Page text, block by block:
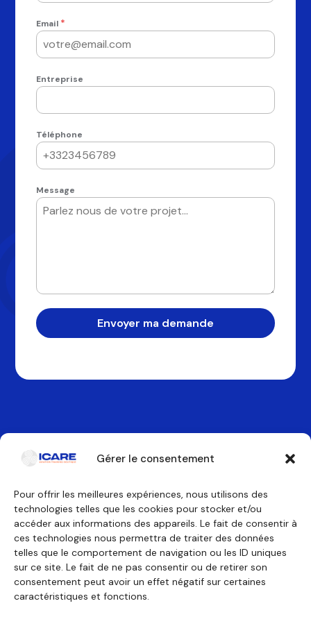
Gérer le consentement
Pour offrir les meilleures expériences, nous utilisons des
technologies telles que les cookies pour stocker et/ou
accéder aux informations des appareils. Le fait de consentir à
ces technologies nous permettra de traiter des données
telles que le comportement de navigation ou les ID uniques
sur ce site. Le fait de ne pas consentir ou de retirer son
consentement peut avoir un effet négatif sur certaines
caractéristiques et fonctions.
Email *
Entreprise
Téléphone
Message
Envoyer ma demande
Contactez-nous
Nos formations
Équipage de conduite
Équipage de cabine
Technicien de maintenance
Formations générales
Nous découvrir
Pourquoi ICARE
Nos agréments